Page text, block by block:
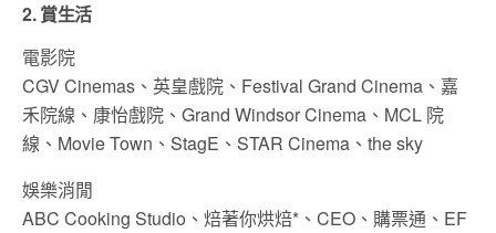
2. 賞生活
電影院
CGV Cinemas、英皇戲院、Festival Grand Cinema、嘉
禾院線、康怡戲院、Grand Windsor Cinema、MCL 院
線、Movie Town、StagE、STAR Cinema、the sky
娛樂消閒
ABC Cooking Studio、焙著你烘焙*、CEO、購票通、EF